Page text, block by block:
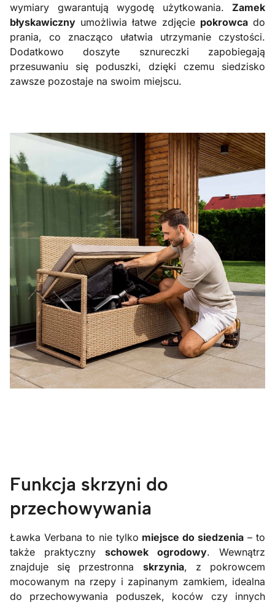
wymiary gwarantują wygodę użytkowania. Zamek
błyskawiczny umożliwia łatwe zdjęcie pokrowcado
prania, co znacząco ułatwia utrzymanie czystości.
Dodatkowo doszyte sznureczki zapobiegają
przesuwaniu się poduszki, dzięki czemu siedzisko
zawsze pozostaje na swoim miejscu.
Funkcja skrzyni do
przechowywania
Ławka Verbana to nie tylko miejsce do siedzenia – to
także praktyczny schowek ogrodowy. Wewnątrz
znajduje się przestronna skrzynia, z pokrowcem
mocowanym na rzepy i zapinanym zamkiem, idealna
do przechowywania poduszek, koców czy innych